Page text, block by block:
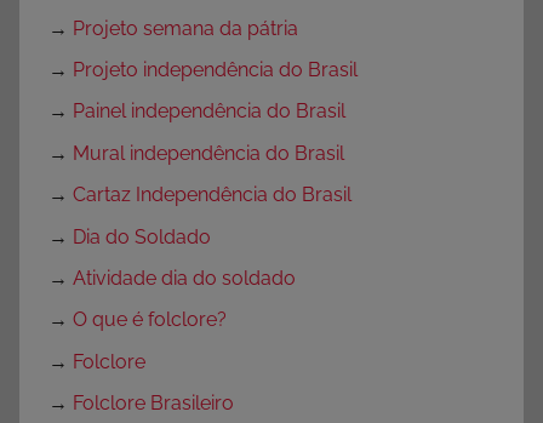
→ Projeto semana da pátria
→ Projeto independência do Brasil
→ Painel independência do Brasil
→ Mural independência do Brasil
→ Cartaz Independência do Brasil
→ Dia do Soldado
→ Atividade dia do soldado
→ O que é folclore?
→ Folclore
→ Folclore Brasileiro